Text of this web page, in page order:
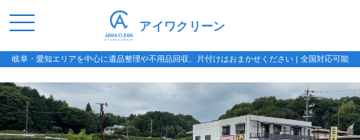
岐阜・愛知エリアを中心に遺品整理や不用品回収、片付けはおまかせください | 全国対応可能
アイワクリーン